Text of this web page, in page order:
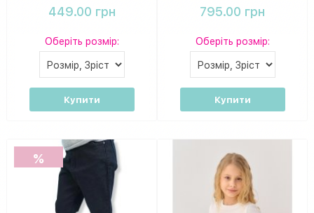
449.00 грн
Оберіть розмір:
Купити
795.00 грн
Оберіть розмір:
Купити
%